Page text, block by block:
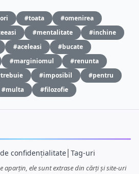
#toata
#omenirea
#mentalitate
#inchine
#aceleasi
#bucate
#marginiomul
#renunta
#imposibil
#pentru
#multa #filozofie
confidențialitate│ Tag-uri
aparțin, ele sunt extrase din cărți și site-uri